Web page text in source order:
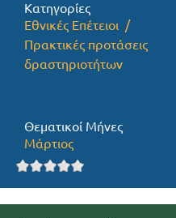
Προσφορές
Κατηγορίες
Εθνικές Επέτειοι
Πρακτικές προτάσεις
δραστηριοτήτων
Θεματικοί Μήνες
Μάρτιος